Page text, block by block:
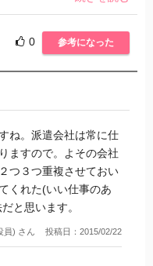
の諦めますし、他派遣
どうしたらいいのか分
た方がいいのでしょう
いか分かりません。あ
登録したので
働きたいと考えていま
こういうことってあり
0 参考になった
ね。派遣会社は常に仕
ますので。よその会社
つ３つ重複させておい
くれた(いい仕事のあ
と思います。
員) さん 投稿日：2015/02/22